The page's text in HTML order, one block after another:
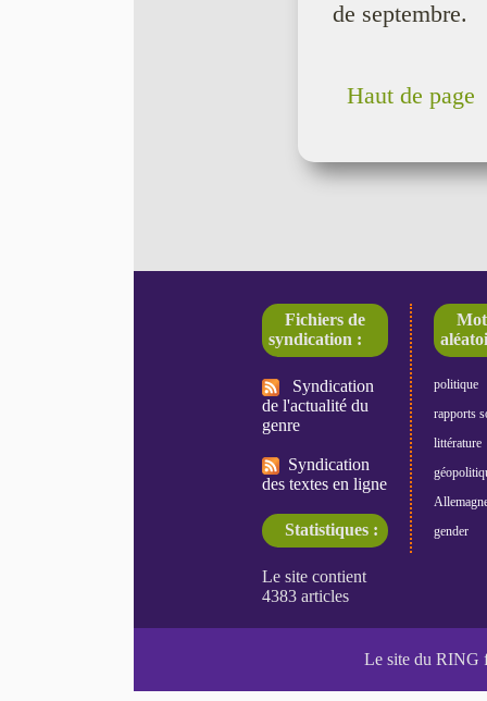
de septembre.
Haut de page
Fichiers de
syndication :
Syndication
de l'actualité du
genre
Syndication
des textes en ligne
Statistiques :
politique
rapports
littérature
gender
Le site du RING